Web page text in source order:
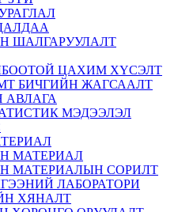
ШАЛГАРУУЛАЛТ
ЦАХИМ ХҮСЭЛТ
БИЧГИЙН ЖАГСААЛТ
АВЛАГА
МЭДЭЭЛЭЛ
МАТЕРИАЛ
МАТЕРИАЛЫН СОРИЛТ
ЛАБОРАТОРИ
ХЯНАЛТ